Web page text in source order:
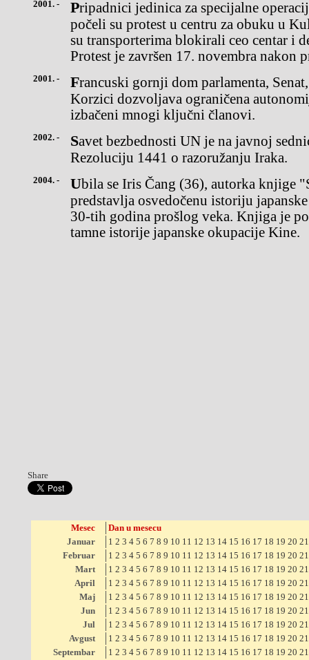
2001. - Pripadnici jedinica za specijalne operacije Srbije("Crvene beretke")
počeli su protest u centru za obuku u
su transporterima blokirali ceo centar i
Protest je završen 17. novembra nakon
2001. - Francuski gornji dom parlamenta, Senat, ušvojio je zakonkojim se
Korzici dozvoljava ograničena
izbačeni mnogi ključni članovi.
2002. - Savet bezbednosti UN je na javnoj sednici jednoglasno usvojio
Rezoluciju 1441 o razoružanju Iraka.
2004. - Ubila se Iris Čang (36), autorka knjige "Silovanje Nankinga", koja
predstavlja osvedočenu istoriju
30-tih godina prošlog veka. Knjiga je
tamne istorije japanske okupacije Kine.
Share
Mesec
Dan u mesecu
Januar
1 2 3 4 5 6 7 8 9 10 11 12 13 14 15 16 17 18 19 20 21
Februar
1 2 3 4 5 6 7 8 9 10 11 12 13 14 15 16 17 18 19 20 21
Mart
1 2 3 4 5 6 7 8 9 10 11 12 13 14 15 16 17 18 19 20 21
April
1 2 3 4 5 6 7 8 9 10 11 12 13 14 15 16 17 18 19 20 21
Maj
1 2 3 4 5 6 7 8 9 10 11 12 13 14 15 16 17 18 19 20 21
Jun
1 2 3 4 5 6 7 8 9 10 11 12 13 14 15 16 17 18 19 20 21
Jul
1 2 3 4 5 6 7 8 9 10 11 12 13 14 15 16 17 18 19 20 21
Avgust
1 2 3 4 5 6 7 8 9 10 11 12 13 14 15 16 17 18 19 20 21
Septembar
1 2 3 4 5 6 7 8 9 10 11 12 13 14 15 16 17 18 19 20 21